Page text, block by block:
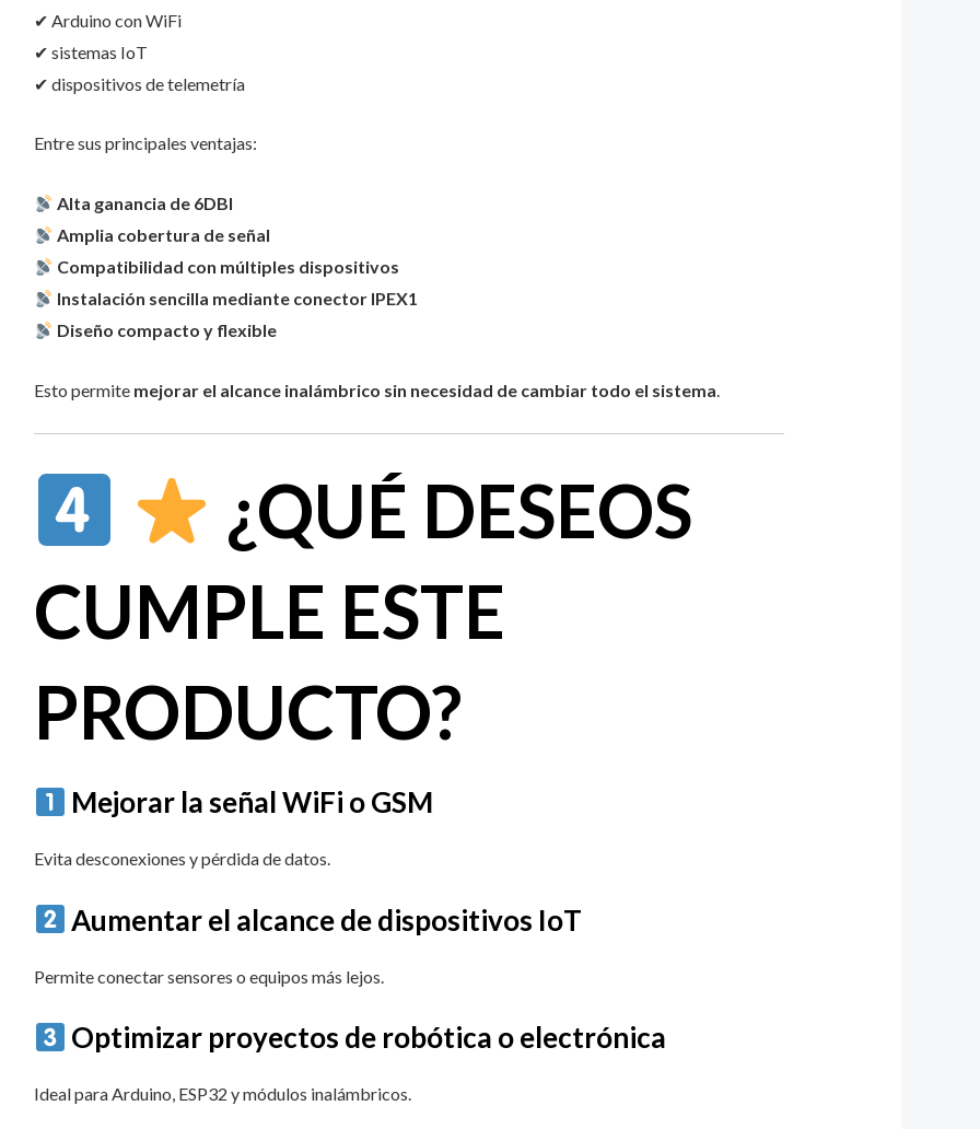
✔ Arduino con WiFi
✔ sistemas IoT
✔ dispositivos de telemetría
Entre sus principales ventajas:
Alta ganancia de 6DBI
Amplia cobertura de señal
Compatibilidad con múltiples dispositivos
Instalación sencilla mediante conector IPEX1
Diseño compacto y flexible
Esto permite mejorar el alcance inalámbrico sin necesidad de cambiar todo el sistema
¿QUÉ DESEOS
CUMPLE ESTE
PRODUCTO?
Mejorar la señal WiFi o GSM
Evita desconexiones y pérdida de datos.
Aumentar el alcance de dispositivos IoT
Permite conectar sensores o equipos más lejos.
Optimizar proyectos de robótica o electrónica
Ideal para Arduino, ESP32 y módulos inalámbricos.